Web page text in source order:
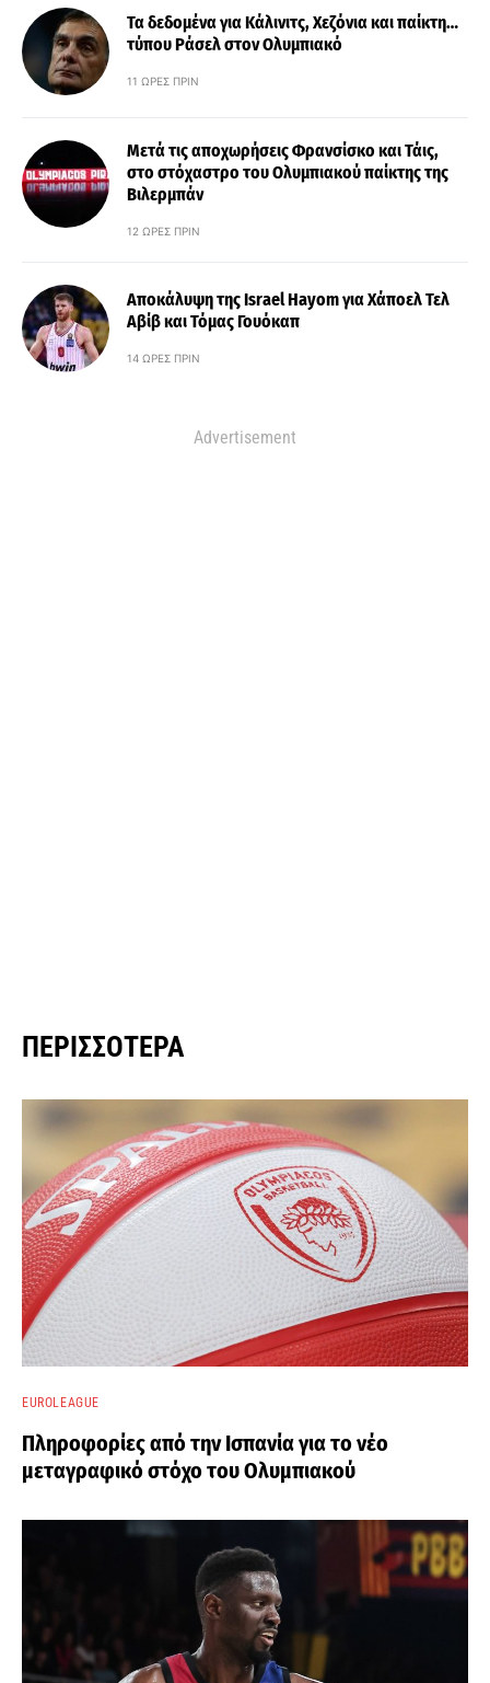
Τα δεδομένα για Κάλινιτς, Χεζόνια και παίκτη…
τύπου Ράσελ στον Ολυμπιακό
11 ΏΡΕΣ ΠΡΙΝ
Μετά τις αποχωρήσεις Φρανσίσκο και Τάις,
στο στόχαστρο του Ολυμπιακού παίκτης της
Βιλερμπάν
12 ΏΡΕΣ ΠΡΙΝ
Αποκάλυψη της Israel Hayom για Χάποελ Τελ
Αβίβ και Τόμας Γουόκαπ
14 ΏΡΕΣ ΠΡΙΝ
Advertisement
ΠΕΡΙΣΣΌΤΕΡΑ
EUROLEAGUE
Πληροφορίες από την Ισπανία για το νέο
μεταγραφικό στόχο του Ολυμπιακού